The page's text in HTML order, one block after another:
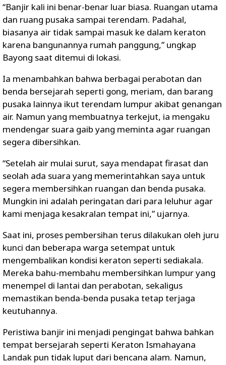
“Banjir kali ini benar-benar luar biasa. Ruangan utama
dan ruang pusaka sampai terendam. Padahal,
biasanya air tidak sampai masuk ke dalam keraton
karena bangunannya rumah panggung,” ungkap
Bayong saat ditemui di lokasi.
Ia menambahkan bahwa berbagai perabotan dan
benda bersejarah seperti gong, meriam, dan barang
pusaka lainnya ikut terendam lumpur akibat genangan
air. Namun yang membuatnya terkejut, ia mengaku
mendengar suara gaib yang meminta agar ruangan
segera dibersihkan.
“Setelah air mulai surut, saya mendapat firasat dan
seolah ada suara yang memerintahkan saya untuk
segera membersihkan ruangan dan benda pusaka.
Mungkin ini adalah peringatan dari para leluhur agar
kami menjaga kesakralan tempat ini,” ujarnya.
Saat ini, proses pembersihan terus dilakukan oleh juru
kunci dan beberapa warga setempat untuk
mengembalikan kondisi keraton seperti sediakala.
Mereka bahu-membahu membersihkan lumpur yang
menempel di lantai dan perabotan, sekaligus
memastikan benda-benda pusaka tetap terjaga
keutuhannya.
Peristiwa banjir ini menjadi pengingat bahwa bahkan
tempat bersejarah seperti Keraton Ismahayana
Landak pun tidak luput dari bencana alam. Namun,